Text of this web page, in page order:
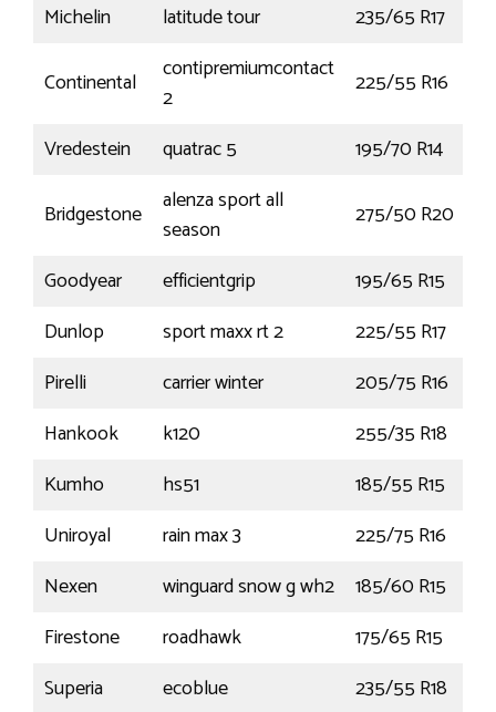
Michelin
latitude tour 235/65 R17
Continental
contipremiumcontact
2
225/55 R16
Vredestein
quatrac 5 195/70 R14
Bridgestone
alenza sport all
season
275/50 R20
Goodyear
efficientgrip 195/65 R15
Dunlop
sport maxx rt 2 225/55 R17
Pirelli
carrier winter 205/75 R16
Hankook
k120 255/35 R18
Kumho
hs51 185/55 R15
Uniroyal
rain max 3 225/75 R16
Nexen
winguard snow g wh2 185/60 R15
Firestone
roadhawk 175/65 R15
Superia
ecoblue 235/55 R18